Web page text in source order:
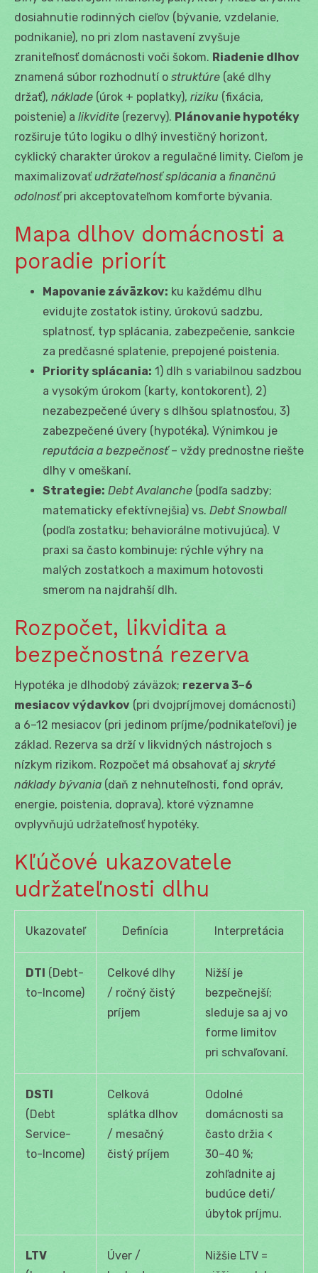
dosiahnutie rodinných cieľov (bývanie, vzdelanie,
podnikanie), no pri zlom nastavení zvyšuje
zraniteľnosť domácnosti voči šokom. Riadenie dlhov
znamená súbor rozhodnutí o struktúre (aké dlhy
držať), náklade (úrok + poplatky), riziku (fixácia,
poistenie) a likvidite (rezervy). Plánovanie hypotéky
rozširuje túto logiku o dlhý investičný horizont,
cyklický charakter úrokov a regulačné limity. Cieľom je
maximalizovaťudržateľnosť splácania a finančnú
odolnosťpri akceptovateľnom komforte bývania.
Mapa dlhov domácnosti a
poradie priorít
Mapovanie záväzkov: ku každému dlhu
evidujte zostatok istiny, úrokovú sadzbu,
splatnosť, typ splácania, zabezpečenie, sankcie
za predčasné splatenie, prepojené poistenia.
Priority splácania: 1) dlh s variabilnou sadzbou
a vysokým úrokom (karty, kontokorent), 2)
nezabezpečené úvery s dlhšou splatnosťou, 3)
zabezpečené úvery (hypotéka). Výnimkou je
reputácia a bezpečnosť– vždy prednostne riešte
dlhy v omeškaní.
Strategie: Debt Avalanche (podľa sadzby;
matematicky efektívnejšia) vs. Debt Snowball
(podľa zostatku; behaviorálne motivujúca). V
praxi sa často kombinuje: rýchle výhry na
malých zostatkoch a maximum hotovosti
smerom na najdrahší dlh.
Rozpočet, likvidita a
bezpečnostná rezerva
Hypotéka je dlhodobý záväzok; rezerva 3–6
mesiacov výdavkov (pri dvojpríjmovej domácnosti)
a 6–12 mesiacov (pri jedinom príjme/podnikateľovi) je
základ. Rezerva sa drží v likvidných nástrojoch s
nízkym rizikom. Rozpočet má obsahovať aj skryté
náklady bývania (daň z nehnuteľnosti, fond opráv,
energie, poistenia, doprava), ktoré významne
ovplyvňujú udržateľnosť hypotéky.
Kľúčové ukazovatele
udržateľnosti dlhu
Ukazovateľ Definícia Interpretácia
DTI (Debt-
to-Income)
Celkové dlhy
/ ročný čistý
príjem
Nižší je
bezpečnejší;
sleduje sa aj vo
forme limitov
pri schvaľovaní.
DSTI
(Debt
Service-
to-Income)
Celková
splátka dlhov
/ mesačný
čistý príjem
Odolné
domácnosti sa
často držia <
30–40 %;
zohľadnite aj
budúce deti/
úbytok príjmu.
LTV
Úver /
Nižšie LTV =